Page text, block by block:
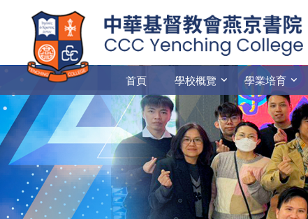
首頁 學校概覽 學業培育